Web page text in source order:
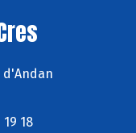
d'Andan
19 18